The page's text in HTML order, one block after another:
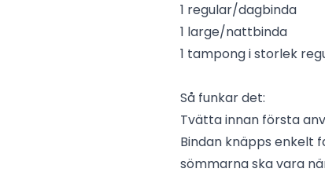
1 regular/dagbinda
1 large/nattbinda
1 tampong i storlek
Så funkar det:
Tvätta innan första
Bindan knäpps enkelt
sömmarna ska vara